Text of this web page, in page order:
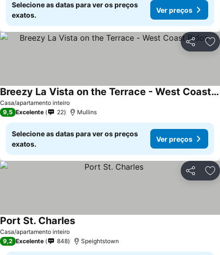
Selecione as datas para ver os preços
exatos.
Ver preços
Partilhar
Casa/apartamento inteiro
Breezy La Vista on the Terrace - West Coast B'dos
9,5 Excelente 22 Mullins
Selecione as datas para ver os preços
exatos.
Ver preços
Partilhar
Casa/apartamento inteiro
Port St. Charles
9,2 Excelente 848 Speightstown